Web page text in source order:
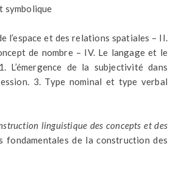
symbolique
l’espace et des relations spatiales – II.
de nombre – IV. Le langage et le
de la subjectivité dans
3. Type nominal et type verbal
linguistique des concepts et des
de la construction des